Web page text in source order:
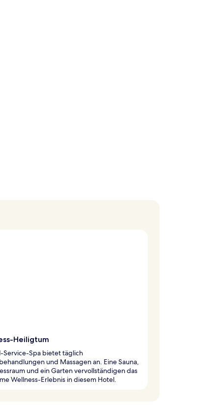
Heiligtum
Service-Spa bietet täglich
und Massagen an. Eine Sauna,
und ein Garten vervollständigen das
Wellness-Erlebnis in diesem Hotel.